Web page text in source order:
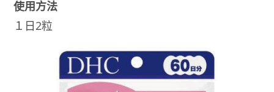
使用方法
１日2粒